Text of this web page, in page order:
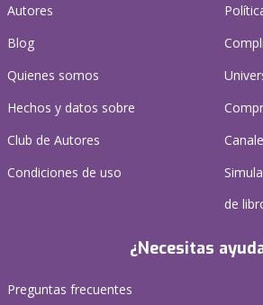
Autores
Blog
Quienes somos
Hechos y datos sobre
Club de Autores
Condiciones de uso
de
¿Necesitas
Preguntas frecuentes